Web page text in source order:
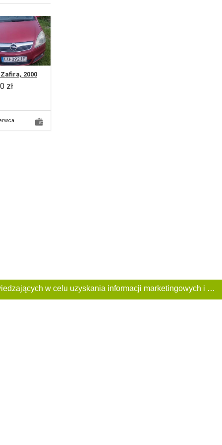
2000
zł
Ta Strona używa plików «cookies». Portal korzysta również z serwisu internetowego do zbierania danych technicznych o odwiedzających w celu uzyskania informacji marketingowych i statystycznych. Warunki przetwarzania danych odwiedzających Stronę, patrz: